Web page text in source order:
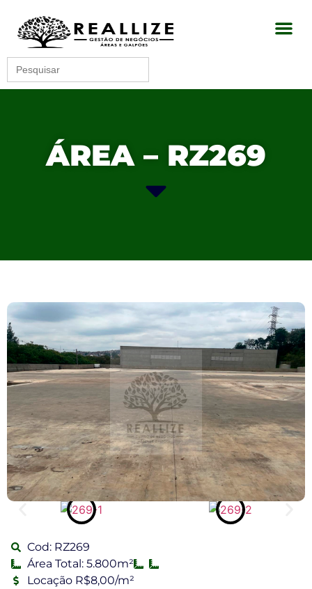
Search
for:
ÁREA – RZ269
Cod: RZ269
Área Total: 5.800m²
Locação R$8,00/m²